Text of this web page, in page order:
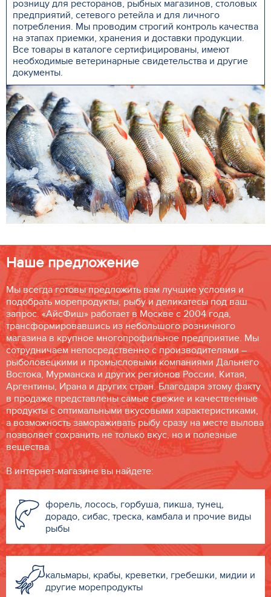
розницу для ресторанов, рыбных магазинов, столовых
предприятий, сетевого ретейла и для личного
потребления. Мы проводим строгий контроль качества
на этапах приемки, хранения и доставки продукции.
Все товары в каталоге сертифицированы, имеют
необходимые ветеринарные свидетельства и другие
документы.
Наше предложение
Мы всегда готовы предложить вам лучшие условия и
подобрать морепродукты, рыбу и деликатесы под ваш
запрос. «АйсФиш» работает в Москве с 2004 года,
трансформировавшись из небольшого розничного
магазина в крупное многопрофильное предприятие. Мы
сотрудничаем непосредственно с производителями –
рыболовецкими и промысловыми компаниями Дальнего
Востока, Мурманска и других регионов России, Китая,
Аргентины, Ирана и других стран. Благодаря этому факту
в продаже представлены самые свежие и качественные
продукты с оптимальными вкусовыми характеристиками,
а возможность замораживать рыбу сразу на месте вылова
позволяет сохранить не только вкус, но и полезные
вещества.
В интернет-магазине вы найдете:
форель, лосось, горбуша, пикша, тунец,
дорадо, сибас, треска, камбала и прочие виды
рыбы
кальмары, крабы, креветки, гребешки, мидии и
другие морепродукты